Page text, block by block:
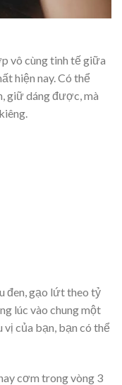
vô cùng tinh tế giữa
hiện nay. Có thể
giữ dáng được, mà
đen, gạo lứt theo tỷ
lúc vào chung một
vị của bạn, bạn có thể
cơm trong vòng 3